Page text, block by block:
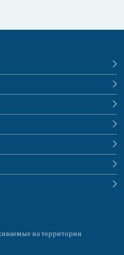
на территории